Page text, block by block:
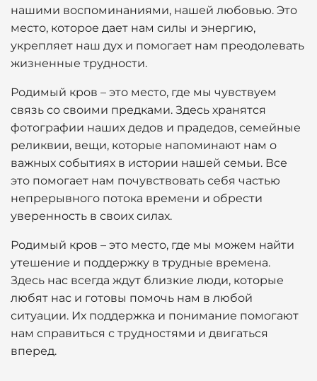
нашими воспоминаниями, нашей любовью. Это
место, которое дает нам силы и энергию,
укрепляет наш дух и помогает нам преодолевать
жизненные трудности.
Родимый кров – это место, где мы чувствуем
связь со своими предками. Здесь хранятся
фотографии наших дедов и прадедов, семейные
реликвии, вещи, которые напоминают нам о
важных событиях в истории нашей семьи. Все
это помогает нам почувствовать себя частью
непрерывного потока времени и обрести
уверенность в своих силах.
Родимый кров – это место, где мы можем найти
утешение и поддержку в трудные времена.
Здесь нас всегда ждут близкие люди, которые
любят нас и готовы помочь нам в любой
ситуации. Их поддержка и понимание помогают
нам справиться с трудностями и двигаться
вперед.